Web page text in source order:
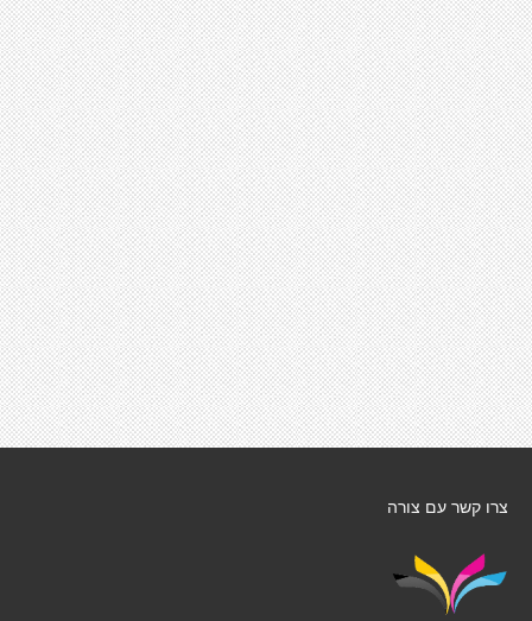
צרו קשר עם צורה